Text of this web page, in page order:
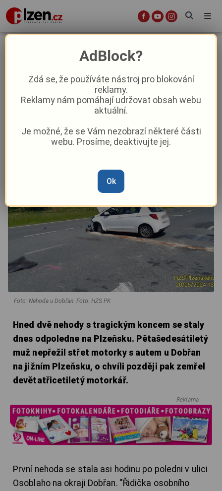
Tragické pondělí na silnicích v
Plzeňském kraji. Zemřeli dva
motorkáři
Krimi
Marie Osvaldová –20. 5. 2024|18:41
Foto: Nehoda u Dobřan. Foto: HZS PK
Hned dvě nehody s tragickým koncem se staly
dnes odpoledne na Plzeňsku. Pětašedesátiletý
muž nepřežil střet motorky s autem u Dobřan
na jižním Plzeňsku, o chvíli později pak zemřel
devětatřicetiletý motorkář.
Reklama
První nehoda se stala asi hodinu po poledni v ulici
Osoblaho na okraji Dobřan. "Řidička osobního
AdBlock?
Zdá se, že používáte nástroj pro blokování
reklamy.
Reklamy nám pomáhají udržovat obsah webu
aktuální.
Je možné, že se Vám nezobrazí některé části
webu. Prosíme, deaktivujte jej.
Ok